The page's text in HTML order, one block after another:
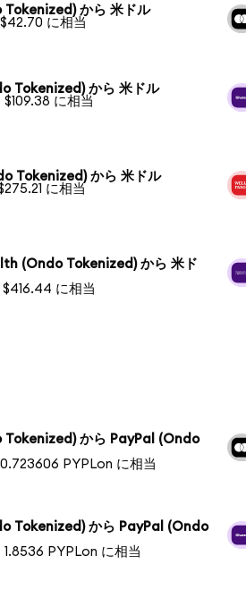
Tokenized) から 米ドル
に相当
Tokenized) から 米ドル
$109.38 に相当
Tokenized) から 米ドル
に相当
(Ondo Tokenized) から 米ド
に相当
Tokenized) から PayPal (Ondo
PYPLon に相当
Tokenized) から PayPal (Ondo
1.8536 PYPLon に相当